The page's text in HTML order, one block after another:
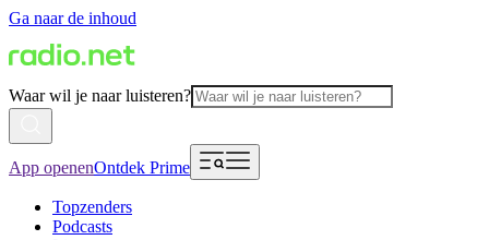
Ga naar de inhoud
Waar wil je naar luisteren?
App openenOntdek Prime
Topzenders
Podcasts